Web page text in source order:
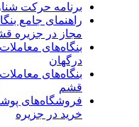
برنامه حرکت
راهنمای جامع
مجاز در جزیره
بنگاه‌های
درگهان
بنگاه‌های
قشم
فروشگاه‌های
خرید در جزیره